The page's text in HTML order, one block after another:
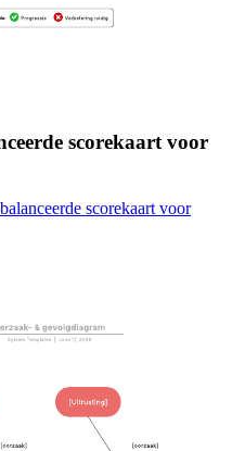
scorekaart voor
scorekaart voor